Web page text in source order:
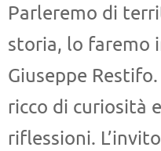
Parleremo di
storia, lo faremo
Giuseppe Restifo.
ricco di curiosità
riflessioni.